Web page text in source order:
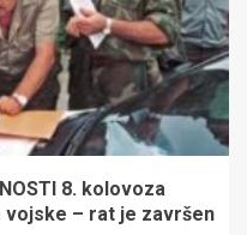
8. kolovoza
vojske – rat je završen